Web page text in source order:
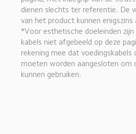
dienen slechts ter referentie. De
van het product kunnen enigszins
*Voor esthetische doeleinden zijn
kabels niet afgebeeld op deze
rekening mee dat voedingskabels
moeten worden aangesloten om
kunnen gebruiken.